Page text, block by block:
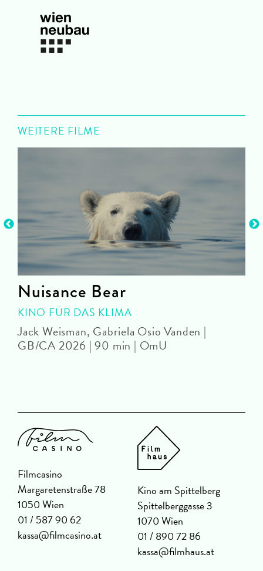
WEITERE FILME
Nuisance Bear
KINO FÜR DAS KLIMA
Jack Weisman, Gabriela Osio Vanden |
GB/CA 2026 | 90 min | OmU
Filmcasino
Margaretenstraße 78
1050 Wien
01 / 587 90 62
kassa@filmcasino.at
Kino am Spittelberg
Spittelberggasse 3
1070 Wien
01 / 890 72 86
kassa@filmhaus.at